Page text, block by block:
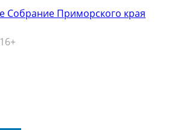
Собрание Приморского края